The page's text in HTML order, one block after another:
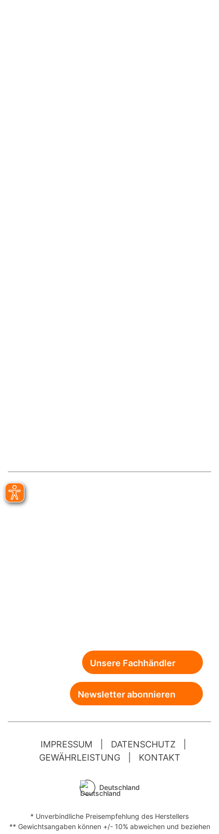
Unsere Fachhändler
Newsletter abonnieren
IMPRESSUM DATENSCHUTZ
GEWÄHRLEISTUNG
KONTAKT
Deutschland
* Unverbindliche Preisempfehlung des Herstellers
** Gewichtsangaben können +/- 10% abweichen und beziehen